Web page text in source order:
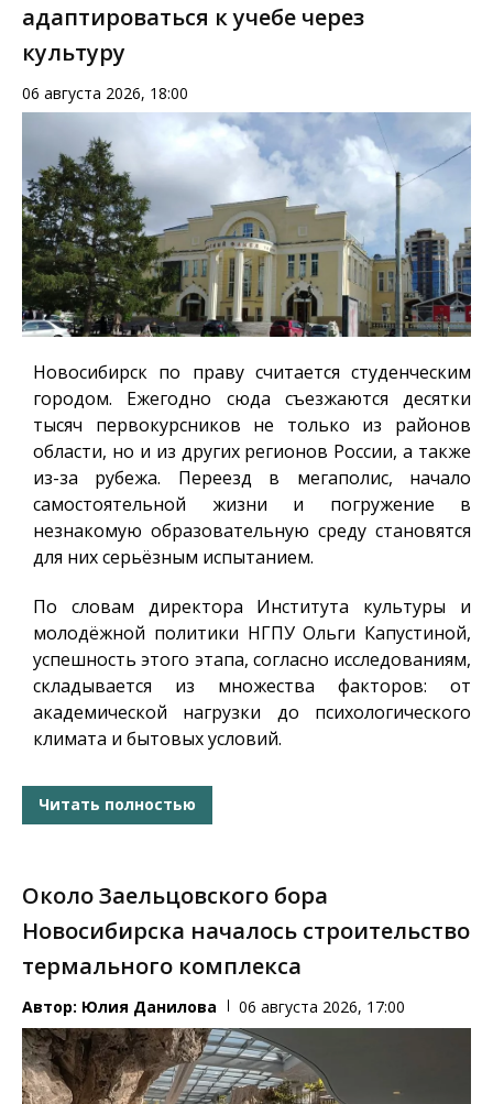
адаптироваться к учебе через
культуру
06 августа 2026, 18:00
Новосибирск по праву считается студенческим
городом. Ежегодно сюда съезжаются десятки
тысяч первокурсников не только из районов
области, но и из других регионов России, а также
из-за рубежа. Переезд в мегаполис, начало
самостоятельной жизни и погружение в
незнакомую образовательную среду становятся
для них серьёзным испытанием.
По словам директора Института культуры и
молодёжной политики НГПУ Ольги Капустиной,
успешность этого этапа, согласно исследованиям,
складывается из множества факторов: от
академической нагрузки до психологического
климата и бытовых условий.
Читать полностью
Около Заельцовского бора
Новосибирска началось строительство
термального комплекса
Автор: Юлия Данилова 06 августа 2026, 17:00